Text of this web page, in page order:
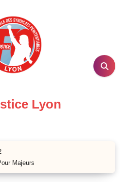
Lyon
Majeurs